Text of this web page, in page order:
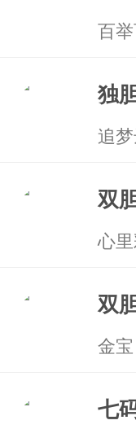
百
独
追
双
心
双
金
七